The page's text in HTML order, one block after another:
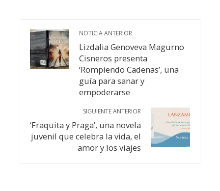
NOTICIA ANTERIOR
Lizdalia Genoveva Magurno
Cisneros presenta
‘Rompiendo Cadenas’, una
guía para sanar y
empoderarse
SIGUIENTE ANTERIOR
‘Fraquita y Praga’, una novela
juvenil que celebra la vida, el
amor y los viajes